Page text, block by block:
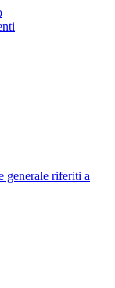
generale riferiti a